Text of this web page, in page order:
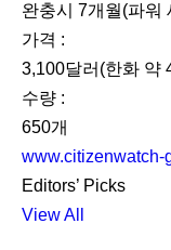
완충시 7개월(파워
가격 :
3,100달러(한화 약
수량 :
650개
www.citizenwatch-
Editors’ Picks
View All